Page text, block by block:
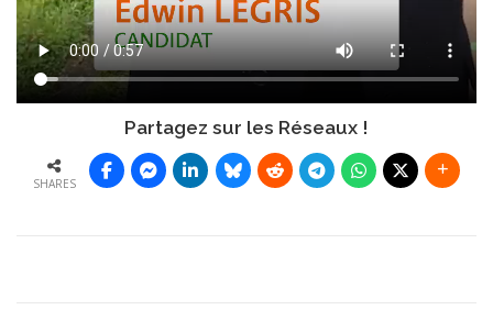
Partagez sur les Réseaux !
SHARES